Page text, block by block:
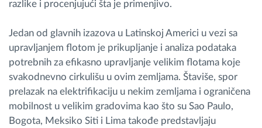
razlike i procenjujući šta je primenjivo.
Jedan od glavnih izazova u Latinskoj Americi u vezi sa
upravljanjem flotom je prikupljanje i analiza podataka
potrebnih za efikasno upravljanje velikim flotama koje
svakodnevno cirkulišu u ovim zemljama. Štaviše, spor
prelazak na elektrifikaciju u nekim zemljama i ograničena
mobilnost u velikim gradovima kao što su Sao Paulo,
Bogota, Meksiko Siti i Lima takođe predstavljaju